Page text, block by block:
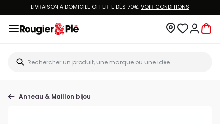
LIVRAISON À DOMICILE OFFERTE DÈS 70€.VOIR CONDITIONS
Anneau & Maillon bijou